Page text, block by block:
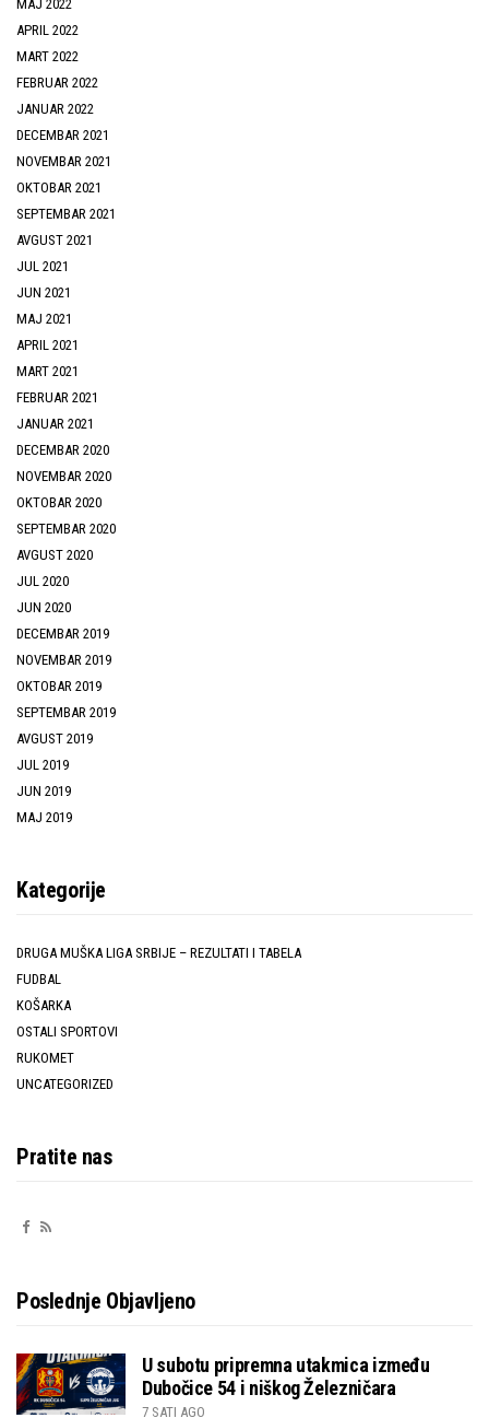
MAJ 2022
APRIL 2022
MART 2022
FEBRUAR 2022
JANUAR 2022
DECEMBAR 2021
NOVEMBAR 2021
OKTOBAR 2021
SEPTEMBAR 2021
AVGUST 2021
JUL 2021
JUN 2021
MAJ 2021
APRIL 2021
MART 2021
FEBRUAR 2021
JANUAR 2021
DECEMBAR 2020
NOVEMBAR 2020
OKTOBAR 2020
SEPTEMBAR 2020
AVGUST 2020
JUL 2020
JUN 2020
DECEMBAR 2019
NOVEMBAR 2019
OKTOBAR 2019
SEPTEMBAR 2019
AVGUST 2019
JUL 2019
JUN 2019
MAJ 2019
Kategorije
DRUGA MUŠKA LIGA SRBIJE – REZULTATI I TABELA
FUDBAL
KOŠARKA
OSTALI SPORTOVI
RUKOMET
UNCATEGORIZED
Pratite nas
Poslednje Objavljeno
U subotu pripremna utakmica između
Dubočice 54 i niškog Železničara
7 SATI AGO